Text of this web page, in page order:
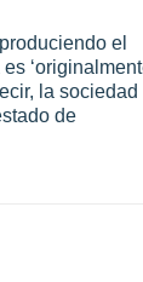
el
la sociedad
de